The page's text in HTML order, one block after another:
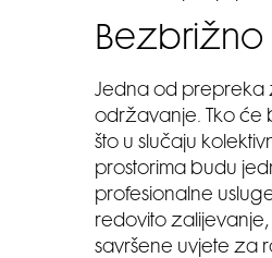
Jedna od prepreka
održavanje. Tko će
što u slučaju
prostorima budu
profesionalne
redovito
savršene uvjete za